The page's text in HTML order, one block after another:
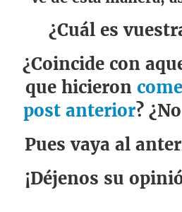
¿Cuál es
¿Coincide con
que hicieron
post anterior?
Pues vaya al
¡Déjenos su